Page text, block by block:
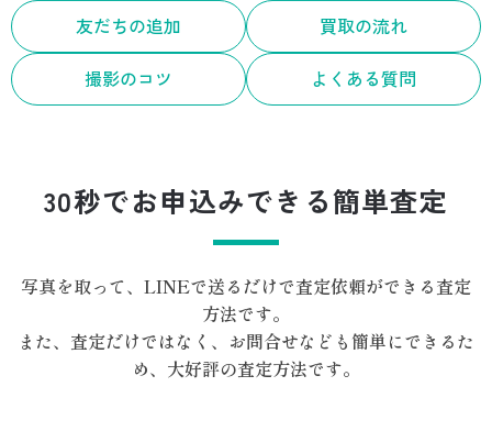
友だちの追加
買取の流れ
撮影のコツ
よくある質問
30秒でお申込みできる簡単査定
写真を取って、LINEで送るだけで査定依頼ができる査定
方法です。
また、査定だけではなく、お問合せなども簡単にできるた
め、大好評の査定方法です。